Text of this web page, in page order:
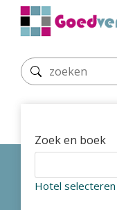
Zoek en boek
Hotel